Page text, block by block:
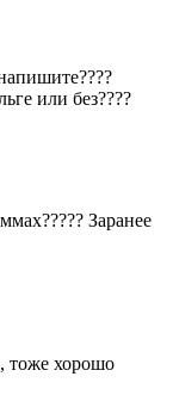
или без????
Заранее
тоже хорошо